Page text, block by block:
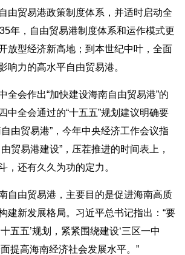
由贸易港政策制度体系，并适时启动全
年，自由贸易港制度体系和运作模式更
放型经济新高地；到本世纪中叶，全面
响力的高水平自由贸易港。
全会作出“加快建设海南自由贸易港”的
中全会通过的“十五五”规划建议明确要
由贸易港”，今年中央经济工作会议指
贸易港建设”，压茬推进的时间表上，
，还有久久为功的定力。
自由贸易港，主要目的是促进海南高质
建新发展格局。习近平总书记指出：“要
五五’规划，紧紧围绕建设‘三区一中
提高海南经济社会发展水平。”